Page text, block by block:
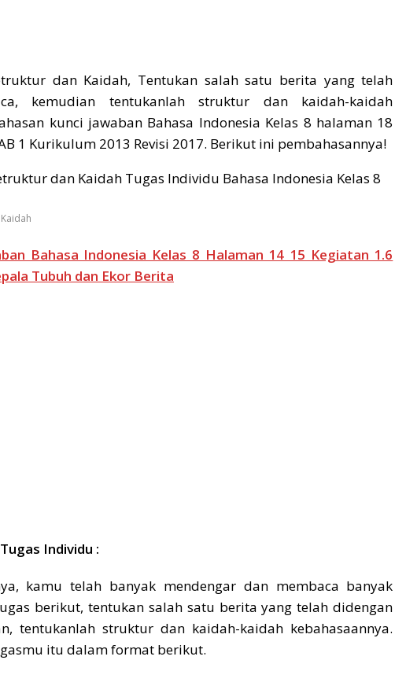
dan Kaidah, Tentukan salah satu berita yang telah
kemudian tentukanlah struktur dan kaidah-kaidah
kunci jawaban Bahasa Indonesia Kelas 8 halaman 18
1 Kurikulum 2013 Revisi 2017. Berikut ini pembahasannya!
Bahasa Indonesia Kelas 8 Halaman 14 15 Kegiatan 1.6
Tubuh dan Ekor Berita
Individu :
kamu telah banyak mendengar dan membaca banyak
berikut, tentukan salah satu berita yang telah didengan
tentukanlah struktur dan kaidah-kaidah kebahasaannya.
itu dalam format berikut.